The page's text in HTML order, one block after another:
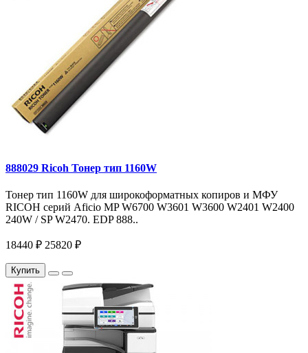
888029 Ricoh Тонер тип 1160W
Тонер тип 1160W для широкоформатных копиров и МФУ
RICOH серий Aficio MP W6700 W3601 W3600 W2401 W2400
240W / SP W2470. EDP 888..
18440 ₽ 25820 ₽
Купить